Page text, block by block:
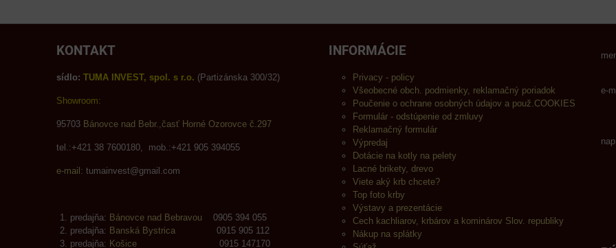
KONTAKT
sídlo: TUMA INVEST, spol. s r.o. (Partizánska 300/32)
Showroom:
95703 Bánovce nad Bebr.,časť Horné Ozorovce č.297
tel.:+421 38 7600180, mob.:+421 905 394055
e-mail: tumainvest@gmail.com
predajňa: Bánovce nad Bebravou 0905 394 055
predajňa: Banská Bystrica 0915 905 112
predajňa: Košice 0915 147170
INFORMÁCIE
Privacy - policy
Všeobecné obch. podmienky, reklamačný poriadok
Poučenie o ochrane osobných údajov a použ.COOKIES
Formulár - odstúpenie od zmluvy
Reklamačný formulár
Výpredaj
Dotácie na kotly na pelety
Lacné brikety, drevo
Viete aký krb chcete?
Top foto krby
Výstavy a prezentácie
Cech kachliarov, krbárov a kominárov Slov. republiky
Nákup na splátky
e-